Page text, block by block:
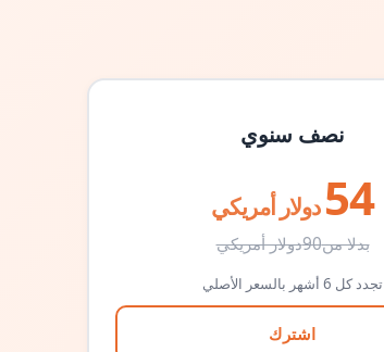
نصف سنوي
54 دولار أمريكي
بدلا من90دولار أمريكي
تجدد كل 6 أشهر بالسعر الأصلي
اشترك